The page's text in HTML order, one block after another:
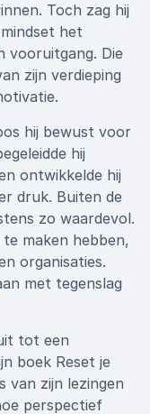
Toch zag hij
het
vooruitgang. Die
zijn verdieping
hij bewust voor
hij
ontwikkelde hij
druk. Buiten de
zo waardevol.
maken hebben,
organisaties.
met tegenslag
tot een
boek Reset je
van zijn lezingen
perspectief